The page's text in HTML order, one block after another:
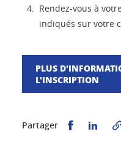
Rendez-vous à
indiqués sur votre
PLUS
L'INSCRIPTION
Partager Partager